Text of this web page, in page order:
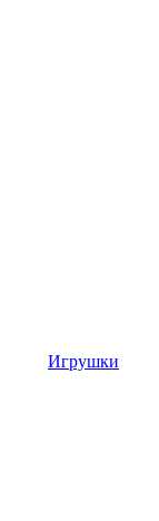
Игрушки